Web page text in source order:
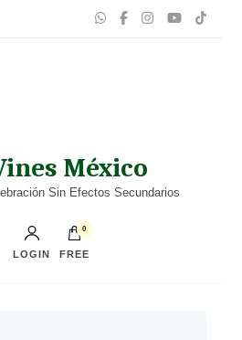
México
Sin Efectos Secundarios
LOGIN
0
FREE